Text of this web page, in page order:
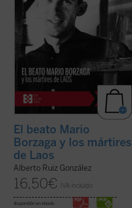
ficha)
El beato Mario
Borzaga y los mártires
de Laos
Alberto Ruiz González
16,50€ IVA incluido
disponible en ebook: